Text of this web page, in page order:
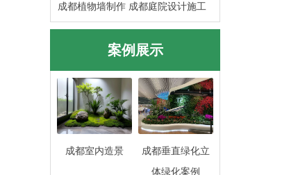
成都植物墙制作 成都庭院设计施工
案例展示
成都室内造景
成都垂直绿化立
体绿化案例